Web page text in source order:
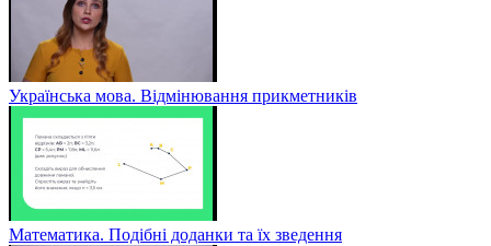
Українська мова. Відмінювання прикметників
Математика. Подібні доданки та їх зведення